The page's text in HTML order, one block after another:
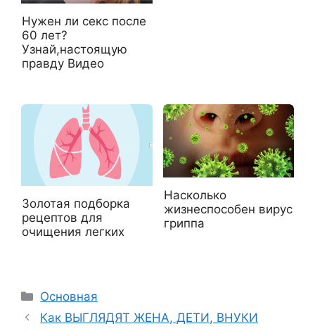
Нужен ли секс после
60 лет?
Узнай,настоящую
правду Видео
Золотая подборка
рецептов для
очищения легких
Насколько
жизнеспособен вирус
гриппа
Рубрики
Основная
Как ВЫГЛЯДЯТ ЖЕНА, ДЕТИ, ВНУКИ